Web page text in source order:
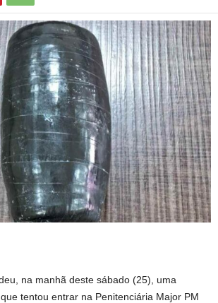
na manhã deste sábado (25), uma
tentou entrar na Penitenciária Major PM